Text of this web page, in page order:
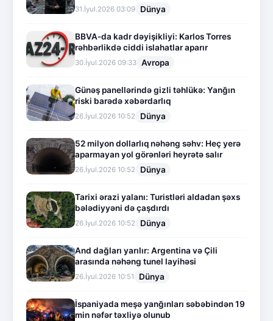
31.İyul.2026 03:09 Dünya
BBVA-da kadr dəyişikliyi: Karlos Torres
rəhbərlikdə ciddi islahatlar aparır
30.İyul.2026 09:33 Avropa
Günəş panellərində gizli təhlükə: Yanğın
riski barədə xəbərdarlıq
26.İyul.2026 10:52 Dünya
52 milyon dollarlıq nəhəng səhv: Heç yerə
aparmayan yol görənləri heyrətə salır
26.İyul.2026 10:52 Dünya
Tarixi ərazi yalanı: Turistləri aldadan şəxs
bələdiyyəni də çaşdırdı
26.İyul.2026 10:52 Dünya
And dağları yarılır: Argentina və Çili
arasında nəhəng tunel layihəsi
26.İyul.2026 10:51 Dünya
İspaniyada meşə yanğınları səbəbindən 19
min nəfər təxliyə olunub